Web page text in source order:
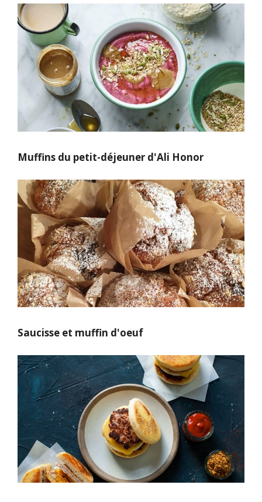
Muffins du petit-déjeuner d'Ali Honor
Saucisse et muffin d'oeuf